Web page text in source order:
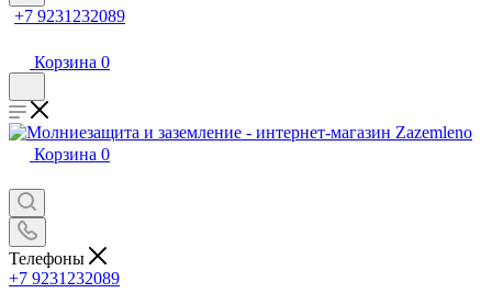
+7 9231232089
Корзина 0
Корзина 0
Телефоны
+7 9231232089